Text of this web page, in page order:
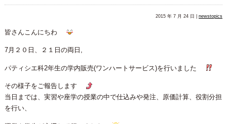
2015 年 7 月 24 日 |newstopics
皆さんこんにちわ
7月２０日、２１日の両日,
パティシエ科2年生の学内販売(ワンハートサービス)を行いました
その様子をご報告します
当日までは、実習や座学の授業の中で仕込みや発注、原価計算、役割分担
を行い、